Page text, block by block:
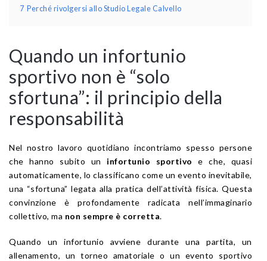
7 Perché rivolgersi allo Studio Legale Calvello
Quando un infortunio
sportivo non è “solo
sfortuna”: il principio della
responsabilità
Nel nostro lavoro quotidiano incontriamo spesso persone
che hanno subito un infortunio sportivo e che, quasi
automaticamente, lo classificano come un evento inevitabile,
una “sfortuna” legata alla pratica dell’attività fisica. Questa
convinzione è profondamente radicata nell’immaginario
collettivo, ma non sempre è corretta.
Quando un infortunio avviene durante una partita, un
allenamento, un torneo amatoriale o un evento sportivo